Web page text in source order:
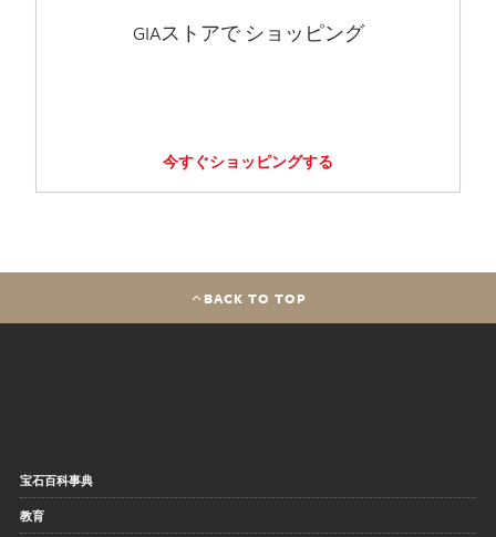
GIAストアで ショッピング
今すぐショッピングする
BACK TO TOP
宝石百科事典
教育